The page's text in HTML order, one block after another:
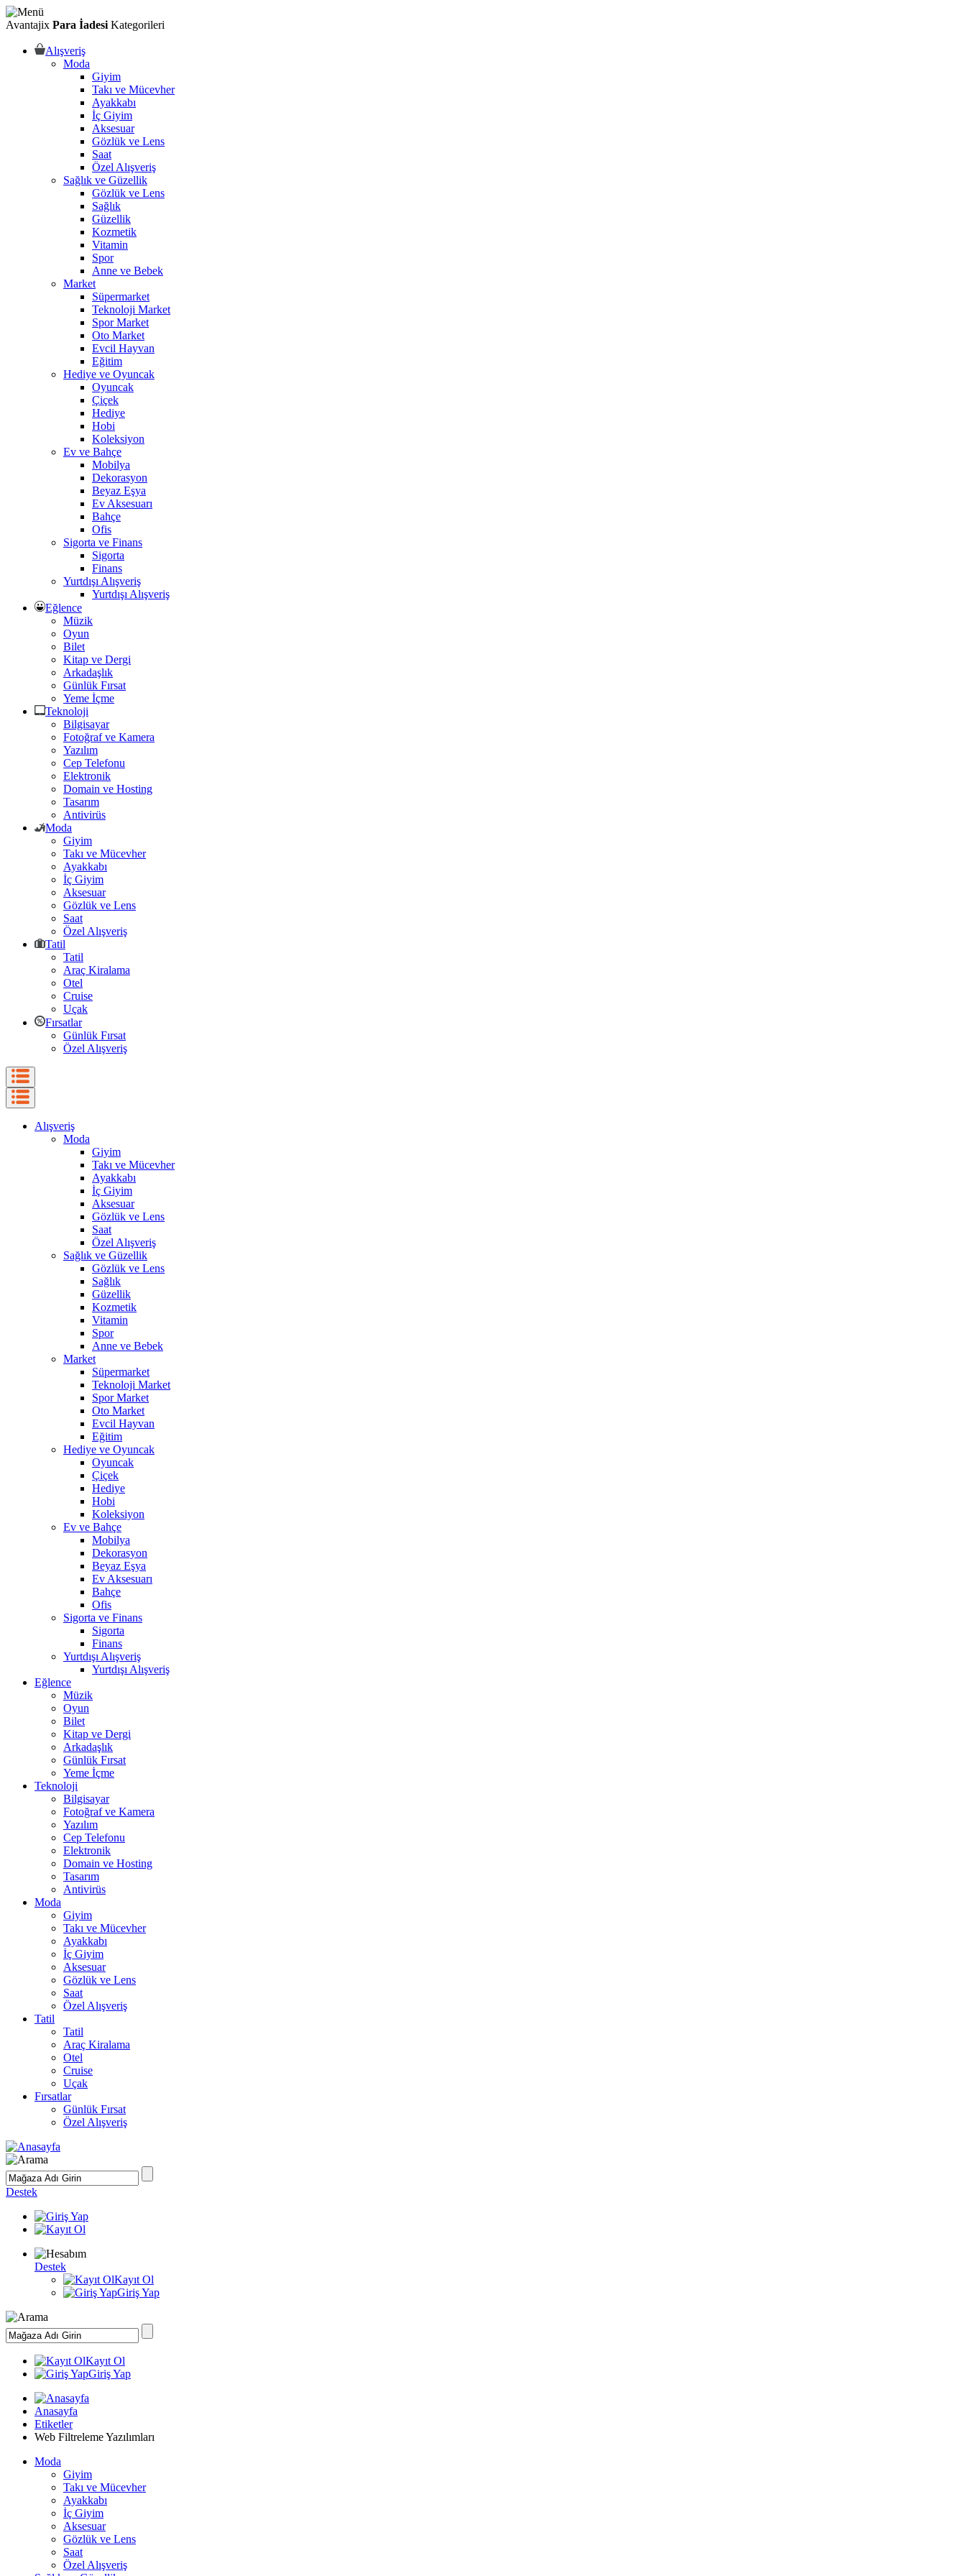
Avantajix Para İadesi Kategorileri
Alışveriş
Moda
Giyim
Takı ve Mücevher
Ayakkabı
İç Giyim
Aksesuar
Gözlük ve Lens
Saat
Özel Alışveriş
Sağlık ve Güzellik
Gözlük ve Lens
Sağlık
Güzellik
Kozmetik
Vitamin
Spor
Anne ve Bebek
Market
Süpermarket
Teknoloji Market
Spor Market
Oto Market
Evcil Hayvan
Eğitim
Hediye ve Oyuncak
Oyuncak
Çiçek
Hediye
Hobi
Koleksiyon
Ev ve Bahçe
Mobilya
Dekorasyon
Beyaz Eşya
Ev Aksesuarı
Bahçe
Ofis
Sigorta ve Finans
Sigorta
Finans
Yurtdışı Alışveriş
Yurtdışı Alışveriş
Eğlence
Müzik
Oyun
Bilet
Kitap ve Dergi
Arkadaşlık
Günlük Fırsat
Yeme İçme
Teknoloji
Bilgisayar
Fotoğraf ve Kamera
Yazılım
Cep Telefonu
Elektronik
Domain ve Hosting
Tasarım
Antivirüs
Moda
Giyim
Takı ve Mücevher
Ayakkabı
İç Giyim
Aksesuar
Gözlük ve Lens
Saat
Özel Alışveriş
Tatil
Tatil
Araç Kiralama
Otel
Cruise
Uçak
Fırsatlar
Günlük Fırsat
Özel Alışveriş
Alışveriş
Moda
Giyim
Takı ve Mücevher
Ayakkabı
İç Giyim
Aksesuar
Gözlük ve Lens
Saat
Özel Alışveriş
Sağlık ve Güzellik
Gözlük ve Lens
Sağlık
Güzellik
Kozmetik
Vitamin
Spor
Anne ve Bebek
Market
Süpermarket
Teknoloji Market
Spor Market
Oto Market
Evcil Hayvan
Eğitim
Hediye ve Oyuncak
Oyuncak
Çiçek
Hediye
Hobi
Koleksiyon
Ev ve Bahçe
Mobilya
Dekorasyon
Beyaz Eşya
Ev Aksesuarı
Bahçe
Ofis
Sigorta ve Finans
Sigorta
Finans
Yurtdışı Alışveriş
Yurtdışı Alışveriş
Eğlence
Müzik
Oyun
Bilet
Kitap ve Dergi
Arkadaşlık
Günlük Fırsat
Yeme İçme
Teknoloji
Bilgisayar
Fotoğraf ve Kamera
Yazılım
Cep Telefonu
Elektronik
Domain ve Hosting
Tasarım
Antivirüs
Moda
Giyim
Takı ve Mücevher
Ayakkabı
İç Giyim
Aksesuar
Gözlük ve Lens
Saat
Özel Alışveriş
Tatil
Tatil
Araç Kiralama
Otel
Cruise
Uçak
Fırsatlar
Günlük Fırsat
Özel Alışveriş
Destek
Destek
Kayıt Ol
Giriş Yap
Kayıt Ol
Giriş Yap
Anasayfa
Etiketler
Web Filtreleme Yazılımları
Moda
Giyim
Takı ve Mücevher
Ayakkabı
İç Giyim
Aksesuar
Gözlük ve Lens
Saat
Özel Alışveriş